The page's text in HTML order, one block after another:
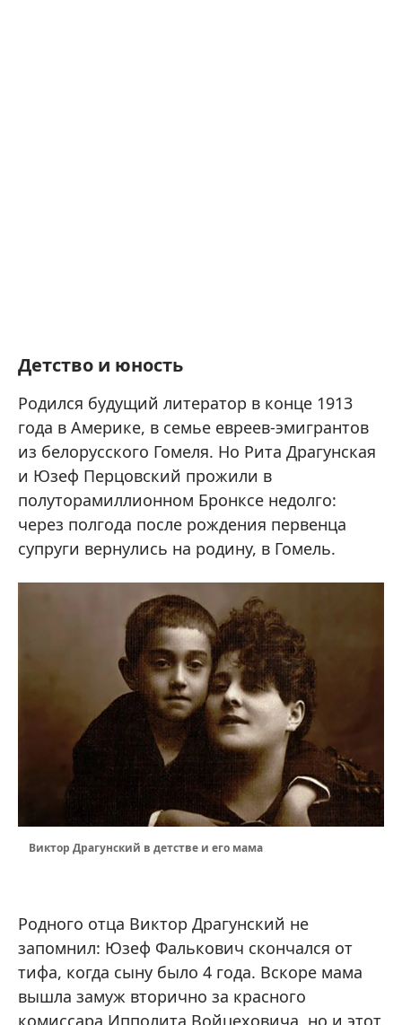
Детство и юность
Родился будущий литератор в конце 1913
года в Америке, в семье евреев-эмигрантов
из белорусского Гомеля. Но Рита Драгунская
и Юзеф Перцовский прожили в
полуторамиллионном Бронксе недолго:
через полгода после рождения первенца
супруги вернулись на родину, в Гомель.
Виктор Драгунский в детстве и его мама
Родного отца Виктор Драгунский не
запомнил: Юзеф Фалькович скончался от
тифа, когда сыну было 4 года. Вскоре мама
вышла замуж вторично за красного
комиссара Ипполита Войцеховича, но и этот